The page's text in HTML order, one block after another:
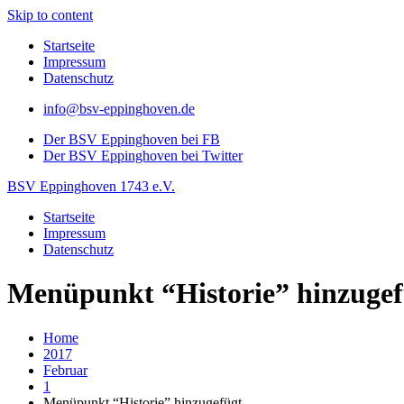
Skip to content
Startseite
Impressum
Datenschutz
info@bsv-eppinghoven.de
Der BSV Eppinghoven bei FB
Der BSV Eppinghoven bei Twitter
BSV Eppinghoven 1743 e.V.
Startseite
Impressum
Datenschutz
Menüpunkt “Historie”
Home
2017
Februar
1